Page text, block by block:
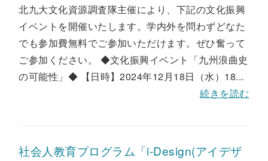
北九大文化資源調査隊主催により、下記の文化振興
イベントを開催いたします。学内外を問わずどなた
でも参加費無料でご参加いただけます。ぜひ奮って
ご参加ください。 ◆文化振興イベント「九州浪曲史
の可能性」◆ 【日時】2024年12月18日（水）18...
続きを読む
社会人教育プログラム「i-Design(アイデザ